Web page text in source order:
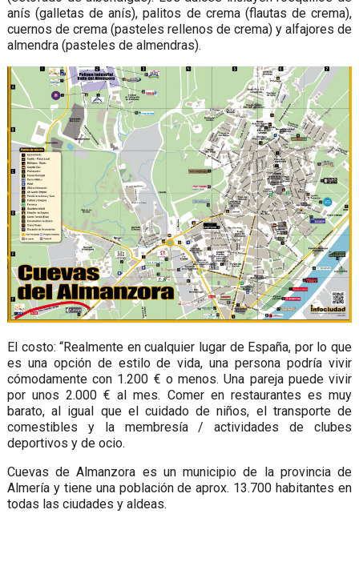
anís (galletas de anís), palitos de crema (flautas de crema),
cuernos de crema (pasteles rellenos de crema) y alfajores de
almendra (pasteles de almendras).
El costo: “Realmente en cualquier lugar de España, por lo que
es una opción de estilo de vida, una persona podría vivir
cómodamente con 1.200 € o menos. Una pareja puede vivir
por unos 2.000 € al mes. Comer en restaurantes es muy
barato, al igual que el cuidado de niños, el transporte de
comestibles y la membresía / actividades de clubes
deportivos y de ocio.
Cuevas de Almanzora es un municipio de la provincia de
Almería y tiene una población de aprox. 13.700 habitantes en
todas las ciudades y aldeas.